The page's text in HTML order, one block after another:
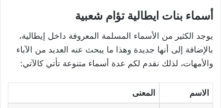
أسماء بنات ايطالية تؤام شعبية
يوجد الكثير من الأسماء المسلمة المعروفة داخل إيطالية،
بالإضافة إلى أنها جديدة وهذا ما يبحث عنه العديد من الآباء
والأمهات، لذلك نقدم لكم عدة أسماء متنوعة تأتي كالآتي:
الاسم المعنى